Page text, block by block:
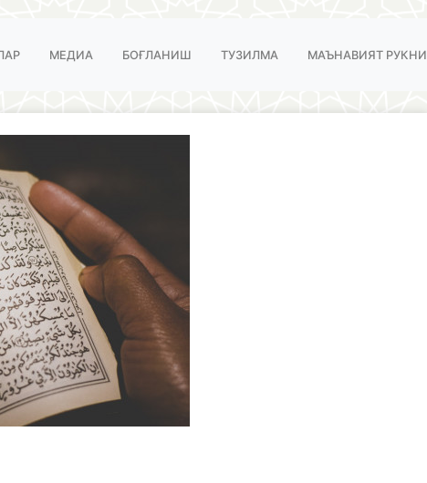
МЕДИА БОҒЛАНИШ ТУЗИЛМА МАЪНАВИЯТ РУКНИ